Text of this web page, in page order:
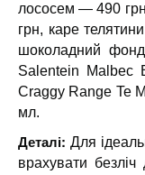
лососем — 490
грн, каре
шоколадний
Salentein Malbec
Craggy Range Te
мл.
Деталі: Для
врахувати безліч